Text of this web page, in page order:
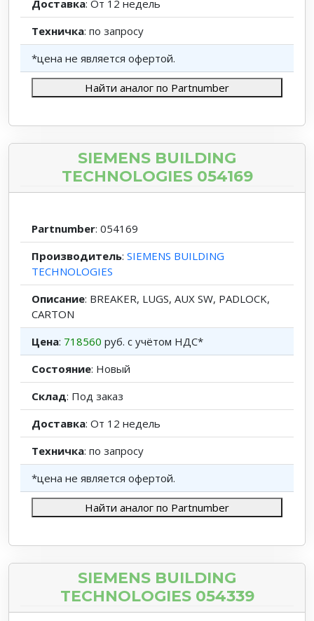
Доставка: От 12 недель
Техничка: по запросу
*цена не является офертой.
Найти аналог по Partnumber
SIEMENS BUILDING
TECHNOLOGIES 054169
Partnumber: 054169
Производитель: SIEMENS BUILDING
TECHNOLOGIES
Описание: BREAKER, LUGS, AUX SW, PADLOCK,
CARTON
Цена: 718560 руб. с учётом НДС*
Состояние: Новый
Склад: Под заказ
Доставка: От 12 недель
Техничка: по запросу
*цена не является офертой.
Найти аналог по Partnumber
SIEMENS BUILDING
TECHNOLOGIES 054339